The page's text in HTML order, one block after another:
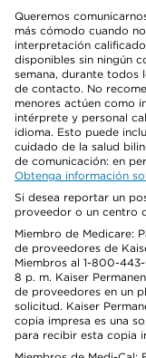
Queremos
más cómodo cuando
interpretación
disponibles sin ningún
semana, durante todos
de contacto. No
menores actúen como
intérprete y personal
idioma. Esto puede
cuidado de la salud
de comunicación: en
Obtenga información
Si desea reportar un
proveedor o un centro
Miembro de Medicare:
de proveedores de
Miembros al 1-800-
8 p. m. Kaiser
de proveedores en un
solicitud. Kaiser
copia impresa es una
para recibir esta copia